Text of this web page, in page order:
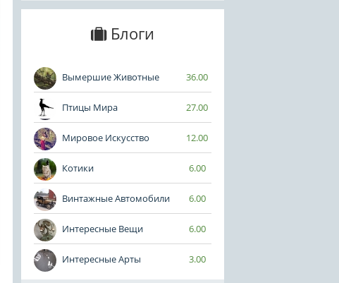
Блоги
Вымершие Животные 36.00
Птицы Мира 27.00
Мировое Искусство 12.00
Котики 6.00
Винтажные Автомобили 6.00
Интересные Вещи 6.00
Интересные Арты 3.00